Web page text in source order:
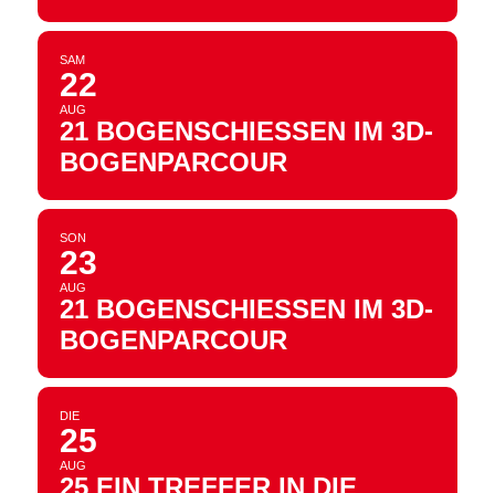
SAM
22
AUG
21 BOGENSCHIESSEN IM 3D-B
OGENPARCOUR
SON
23
AUG
21 BOGENSCHIESSEN IM 3D-B
OGENPARCOUR
DIE
25
AUG
25 EIN TREFFER IN DIE